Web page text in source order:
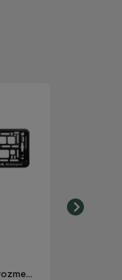
Iba pre registračnú značku s rozmermi 520 mm x 110 mm.